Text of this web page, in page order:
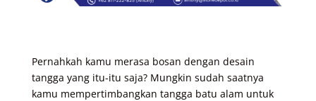
Pernahkah kamu merasa bosan dengan desain
tangga yang itu-itu saja? Mungkin sudah saatnya
kamu mempertimbangkan tangga batu alam untuk